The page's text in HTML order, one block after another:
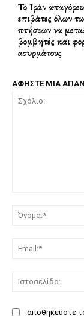
Το Ιράν
επιβάτες όλων
πτήσεων να
βομβητές και
ασυρμάτους
ΑΦΗΣΤΕ ΜΙΑ
αποθηκεύστε